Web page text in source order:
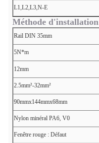
L1,L2,L3,N-E
Méthode d'installation
Rail DIN 35mm
5N*m
12mm
2.5mm²-32mm²
90mmx144mmx68mm
Nylon minéral PA6, V0
Fenêtre rouge : Défaut